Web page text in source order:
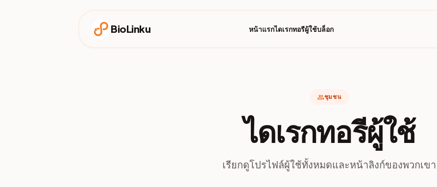
BioLinku หน้าแรกไดเรกทอรีผู้ใช้บล็อก
groupชุมชน
ไดเรกทอรีผู้ใช้
เรียกดูโปรไฟล์ผู้ใช้ทั้งหมดและหน้าลิงก์ของพวกเขา